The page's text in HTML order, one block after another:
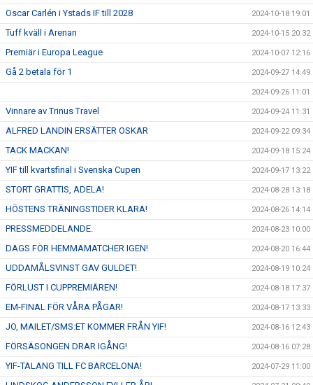
Oscar Carlén i Ystads IF till 2028 2024-10-18 19:01
Tuff kväll i Arenan 2024-10-15 20:32
Premiär i Europa League 2024-10-07 12:16
Gå 2 betala för 1 2024-09-27 14:49
2024-09-26 11:01
Vinnare av Trinus Travel 2024-09-24 11:31
ALFRED LANDIN ERSÄTTER OSKAR 2024-09-22 09:34
TACK MACKAN! 2024-09-18 15:24
YIF till kvartsfinal i Svenska Cupen 2024-09-17 13:22
STORT GRATTIS, ADELA! 2024-08-28 13:18
HÖSTENS TRÄNINGSTIDER KLARA! 2024-08-26 14:14
PRESSMEDDELANDE. 2024-08-23 10:00
DAGS FÖR HEMMAMATCHER IGEN! 2024-08-20 16:44
UDDAMÅLSVINST GAV GULDET! 2024-08-19 10:24
FÖRLUST I CUPPREMIÄREN! 2024-08-18 17:37
EM-FINAL FÖR VÅRA PÅGAR! 2024-08-17 13:33
JO, MAILET/SMS:ET KOMMER FRÅN YIF! 2024-08-16 12:43
FÖRSÄSONGEN DRAR IGÅNG! 2024-08-16 07:28
YIF-TALANG TILL FC BARCELONA! 2024-07-29 11:00